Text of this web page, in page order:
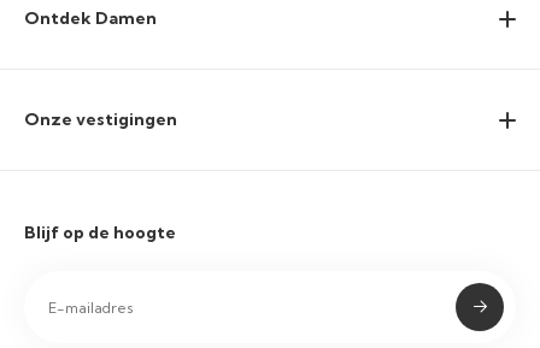
Ontdek Damen
Onze vestigingen
Blijf op de hoogte